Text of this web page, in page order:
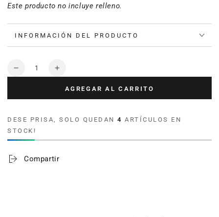
Este producto no incluye relleno.
INFORMACIÓN DEL PRODUCTO
Cantidad
Reducir
cojín
Havana
Bilbao
Acqua
Aumentar
para
cojín
Bilbao
AGREGAR AL CARRITO
DESE PRISA, SOLO QUEDAN 4 ARTÍCULOS EN
STOCK!
Compartir